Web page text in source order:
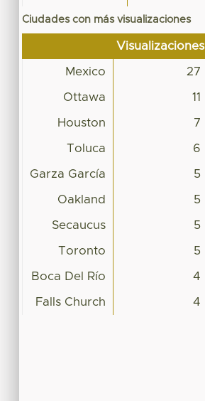
Ciudades con más visualizaciones
Visualizaciones
Mexico 27
Ottawa 11
Houston 7
Toluca 6
Garza García 5
Oakland 5
Secaucus 5
Toronto 5
Boca Del Río 4
Falls Church 4